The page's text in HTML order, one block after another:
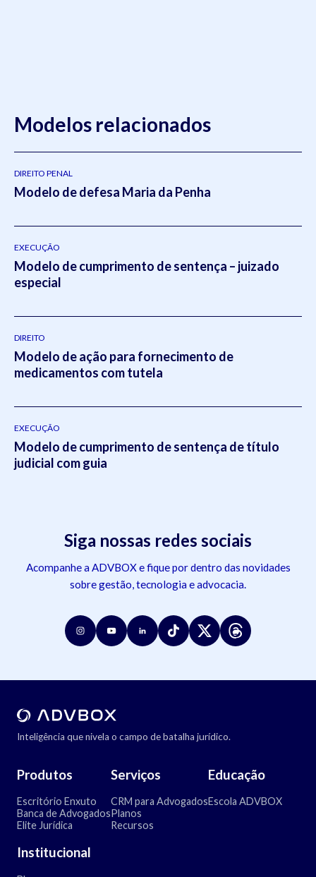
Modelos relacionados
DIREITO PENAL
Modelo de defesa Maria da Penha
EXECUÇÃO
Modelo de cumprimento de sentença – juizado
especial
DIREITO
Modelo de ação para fornecimento de
medicamentos com tutela
EXECUÇÃO
Modelo de cumprimento de sentença de título
judicial com guia
Siga nossas redes sociais
Acompanhe a ADVBOX e fique por dentro das novidades
sobre gestão, tecnologia e advocacia.
Inteligência que nivela o campo de batalha jurídico.
Produtos
Escritório Enxuto
Banca de Advogados
Elite Jurídica
Serviços
CRM para Advogados
Planos
Recursos
Educação
Escola ADVBOX
Institucional